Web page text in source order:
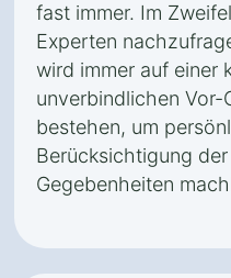
fast immer. Im
Experten
wird immer auf einer
unverbindlichen
bestehen, um
Berücksichtigung
Gegebenheiten